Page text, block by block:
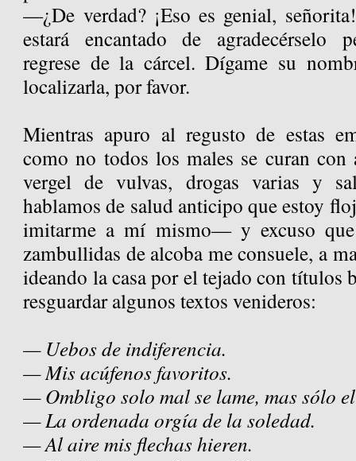
—¿De verdad? ¡Eso es genial,
estará encantado de agradecérselo
regrese de la cárcel. Dígame su
localizarla, por favor.
Mientras apuro al regusto de estas
como no todos los males se curan con
vergel de vulvas, drogas varias y
hablamos de salud anticipo que estoy
imitarme a mí mismo— y excuso que
zambullidas de alcoba me consuele, a
ideando la casa por el tejado con títulos
resguardar algunos textos venideros:
— Uebos de indiferencia.
— Mis acúfenos favoritos.
— Ombligo solo mal se lame, mas sólo
— La ordenada orgía de la soledad.
— Al aire mis flechas hieren.